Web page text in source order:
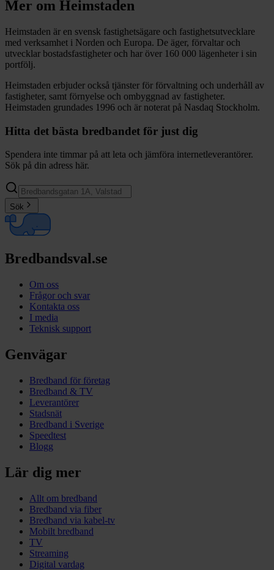
Mer om Heimstaden
Heimstaden är en svensk fastighetsägare och fastighetsutvecklare
med verksamhet i Norden och Europa. De äger, förvaltar och
utvecklar bostadsfastigheter och har över 160 000 lägenheter i sin
portfölj.
Heimstaden erbjuder också tjänster för förvaltning och underhåll av
fastigheter, samt förnyelse och ombyggnad av fastigheter.
Heimstaden grundades 1996 och är noterat på Nasdaq Stockholm.
Hitta det bästa bredbandet för just dig
Spendera inte timmar på att leta och jämföra internetleverantörer.
Sök på din adress här.
Sök
Bredbandsval.se
Om oss
Frågor och svar
Kontakta oss
I media
Teknisk support
Genvägar
Bredband för företag
Bredband & TV
Leverantörer
Stadsnät
Bredband i Sverige
Speedtest
Blogg
Lär dig mer
Allt om bredband
Bredband via fiber
Bredband via kabel-tv
Mobilt bredband
TV
Streaming
Digital vardag